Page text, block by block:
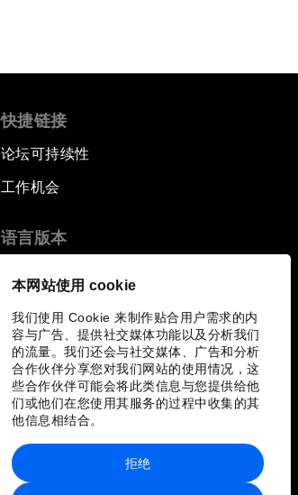
本网站使用 cookie
我们使用 Cookie 来制作贴合用户需求的内
容与广告、提供社交媒体功能以及分析我们
的流量。我们还会与社交媒体、广告和分析
合作伙伴分享您对我们网站的使用情况，这
些合作伙伴可能会将此类信息与您提供给他
们或他们在您使用其服务的过程中收集的其
他信息相结合。
拒绝
快捷链接
论坛可持续性
工作机会
语言版本